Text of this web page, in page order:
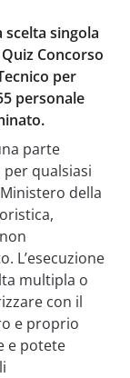
scelta singola
Concorso
per
personale
parte
qualsiasi
della
L’esecuzione
multipla o
con il
e proprio
e potete